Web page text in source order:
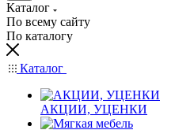
Каталог
По всему сайту
По каталогу
Каталог
АКЦИИ, УЦЕНКИ